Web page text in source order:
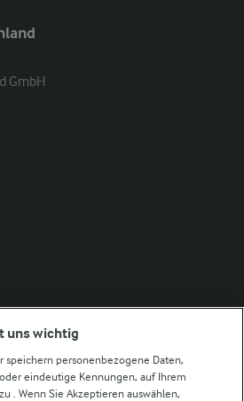
GmbH
uns wichtig
speichern personenbezogene Daten,
eindeutige Kennungen, auf Ihrem
. Wenn Sie Akzeptieren auswählen,